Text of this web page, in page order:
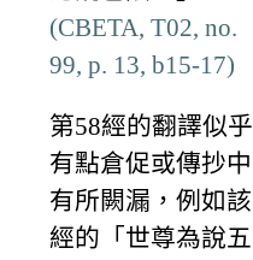
(CBETA, T02, no.
99, p. 13, b15-17)
第58經的翻譯似乎
有點倉促或傳抄中
有所闕漏，例如該
經的「世尊為說五